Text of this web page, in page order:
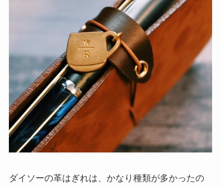
ダイソーの革はぎれは、かなり種類が多かったの